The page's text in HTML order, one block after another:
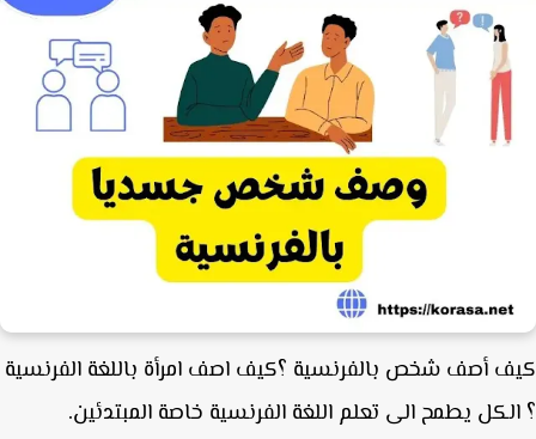
أصف شخص بالفرنسية ؟كيف اصف امرأة باللغة الفرنسية
يطمح الى تعلم اللغة الفرنسية خاصة المبتدئين.